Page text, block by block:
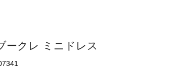
ークレ ミニドレス